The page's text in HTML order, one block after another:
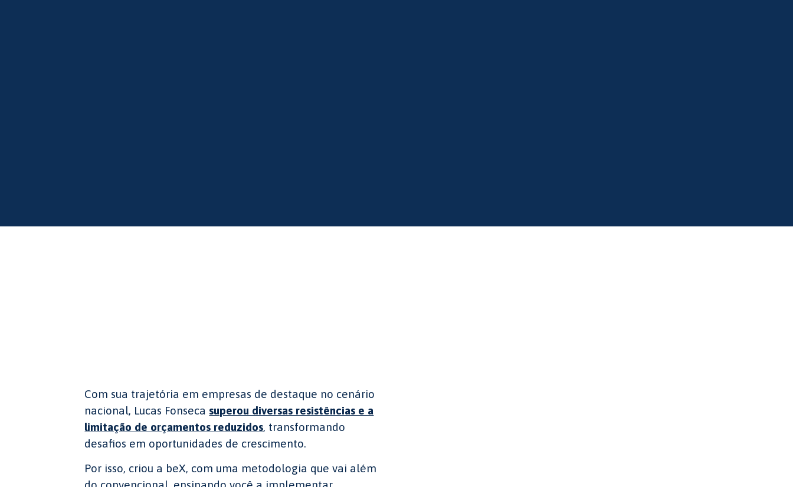
Com sua trajetória em empresas de destaque no cenário
nacional, Lucas Fonseca superou diversas resistências e a
limitação de orçamentos reduzidos, transformando
desafios em oportunidades de crescimento.
Por isso, criou a beX, com uma metodologia que vai além